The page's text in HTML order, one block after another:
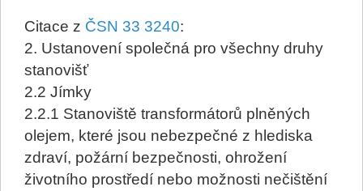
Citace z ČSN 33 3240:
2. Ustanovení společná pro všechny druhy
stanovišť
2.2 Jímky
2.2.1 Stanoviště transformátorů plněných
olejem, které jsou nebezpečné z hlediska
zdraví, požární bezpečnosti, ohrožení
životního prostředí nebo možnosti nečištění